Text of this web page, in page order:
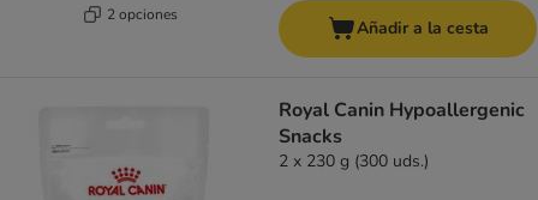
2 opciones
Añadir a la cesta
Royal Canin Hypoallergenic
Snacks
2 x 230 g (300 uds.)